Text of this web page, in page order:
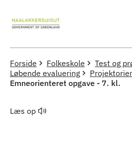
Forside Folkeskole
Test og
Løbende evaluering
Emneorienteret opgave - 7. kl.
Læs op